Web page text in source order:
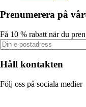
Prenumerera på
Få 10 % rabatt när du
Håll kontakten
Följ oss på sociala medier